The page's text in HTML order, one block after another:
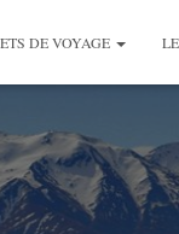
DE VOYAGE